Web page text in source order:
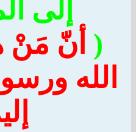
إلى
أنّ مَنْ
ورسوله
،